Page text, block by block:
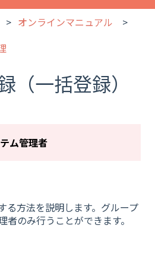
オンラインマニュアル
（一括登録）
ム管理者
る方法を説明します。グループ
のみ行うことができます。